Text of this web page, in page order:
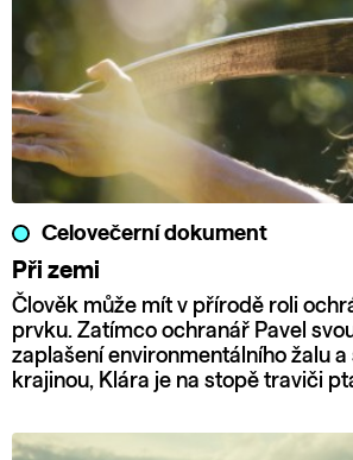
Celovečerní dokument
Při zemi
Člověk může mít v přírodě roli
prvku. Zatímco ochranář Pavel
zaplašení environmentálního žalu a
krajinou, Klára je na stopě traviči